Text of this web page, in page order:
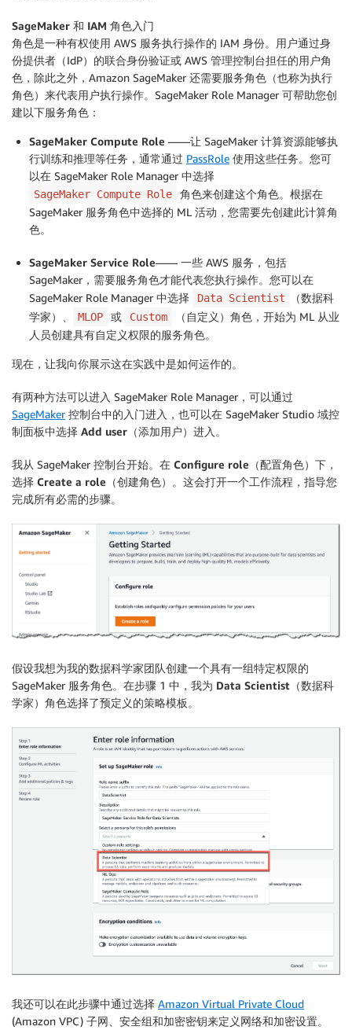
SageMaker 和 IAM 角色入门
角色是一种有权使用 AWS 服务执行操作的 IAM 身份。用户通过身
份提供者（IdP）的联合身份验证或 AWS 管理控制台担任的用户角
色，除此之外，Amazon SageMaker 还需要服务角色（也称为执行
角色）来代表用户执行操作。SageMaker Role Manager 可帮助您创
建以下服务角色：
SageMaker Compute Role ——让 SageMaker 计算资源能够执
行训练和推理等任务，通常通过 PassRole 使用这些任务。您可
以在 SageMaker Role Manager 中选择
SageMaker Compute Role
角色来创建这个角色。根据在
SageMaker 服务角色中选择的 ML 活动，您需要先创建此计算角
色。
SageMaker Service Role—— 一些 AWS 服务，包括
SageMaker，需要服务角色才能代表您执行操作。您可以在
SageMaker Role Manager 中选择
Data Scientist
（数据科
学家）、
MLOP 或 Custom
（自定义）角色，开始为 ML 从业
人员创建具有自定义权限的服务角色。
现在，让我向你展示这在实践中是如何运作的。
有两种方法可以进入 SageMaker Role Manager，可以通过
SageMaker控制台中的 入门进入，也可以在 SageMaker Studio 域控
制面板中选择 Add user （添加用户）进入。
我从 SageMaker 控制台开始。在 Configure role （配置角色）下，
选择 Create a role （创建角色）。这会打开一个工作流程，指导您
完成所有必需的步骤。
假设我想为我的数据科学家团队创建一个具有一组特定权限的
SageMaker 服务角色。在步骤 1 中，我为 Data Scientist （数据科
学家）角色选择了预定义的策略模板。
我还可以在此步骤中通过选择 Amazon Virtual Private Cloud
(Amazon VPC) 子网、安全组和加密密钥来定义网络和加密设置。